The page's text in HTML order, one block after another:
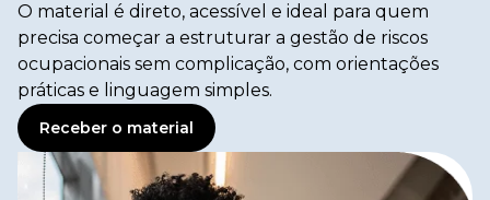
O material é direto, acessível e ideal para quem
precisa começar a estruturar a gestão de riscos
ocupacionais sem complicação, com orientações
práticas e linguagem simples.
Receber o material